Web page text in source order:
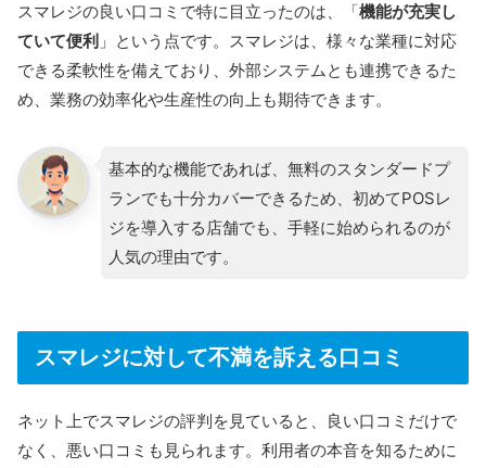
スマレジの良い口コミで特に目立ったのは、「機能が充実し
ていて便利 」という点です。スマレジは、様々な業種に対応
できる柔軟性を備えており、外部システムとも連携できるた
め、業務の効率化や生産性の向上も期待できます。
基本的な機能であれば、無料のスタンダードプ
ランでも十分カバーできるため、初めてPOSレ
ジを導入する店舗でも、手軽に始められるのが
人気の理由です。
スマレジに対して不満を訴える口コミ
ネット上でスマレジの評判を見ていると、良い口コミだけで
なく、悪い口コミも見られます。利用者の本音を知るために